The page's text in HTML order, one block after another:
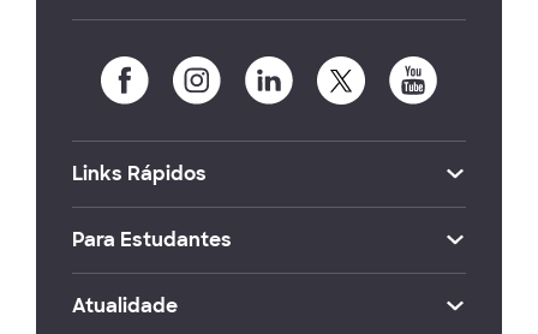
Links Rápidos
Para Estudantes
Atualidade